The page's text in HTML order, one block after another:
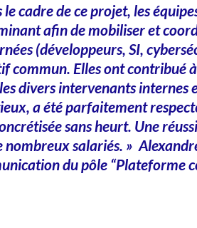
le cadre de ce projet, les
afin de mobiliser et
(développeurs, SI,
commun. Elles ont contribué
divers intervenants internes
a été parfaitement
sans heurt. Une
nombreux salariés. »
du pôle “Plateforme